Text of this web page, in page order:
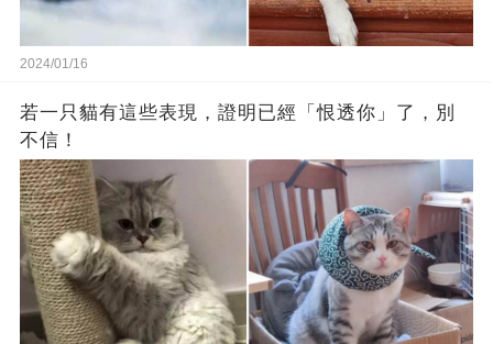
2024/01/16
若一只貓有這些表現，證明已經「恨透你」了，別
不信！